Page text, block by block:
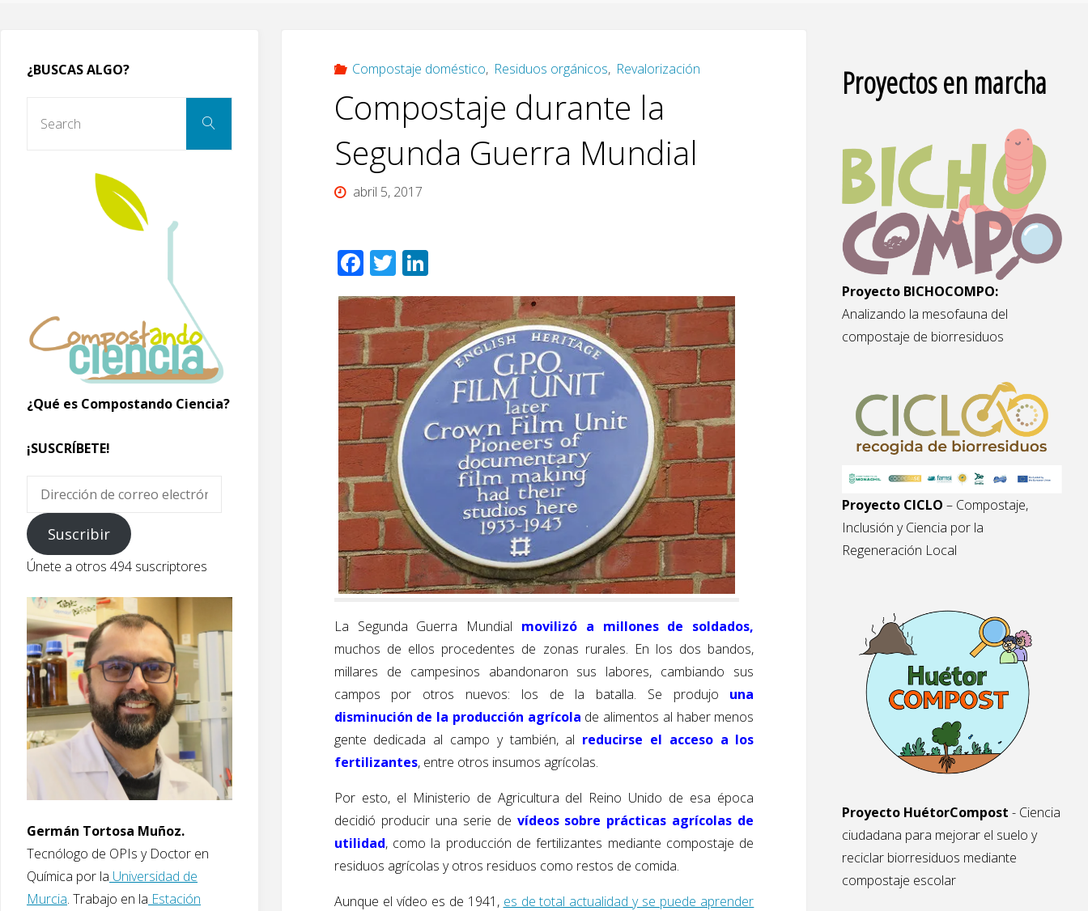
Compostaje doméstico, Residuos orgánicos, Revalorización
Compostaje durante la
Segunda Guerra Mundial
abril 5, 2017
F
ac
b
o
o
k
T
wi
tt
er
Li
n
k
e
dI
n
La Segunda Guerra Mundial movilizó a millones de soldados,
muchos de ellos procedentes de zonas rurales. En los dos bandos,
millares de campesinos abandonaron sus labores, cambiando sus
campos por otros nuevos: los de la batalla. Se produjo una
disminución de la producción agrícola de alimentos al haber menos
gente dedicada al campo y también, al reducirse el acceso a los
fertilizantes, entre otros insumos agrícolas.
Por esto, el Ministerio de Agricultura del Reino Unido de esa época
decidió producir una serie de vídeos sobre prácticas agrícolas de
utilidad, como la producción de fertilizantes mediante compostaje de
residuos agrícolas y otros residuos como restos de comida.
Aunque el vídeo es de 1941, es de total actualidad y se puede aprender
¿BUSCAS ALGO?
Search
¿Qué es Compostando Ciencia?
¡SUSCRÍBETE!
Dirección
correo
electrónico
Suscribir
Únete a otros 494 suscriptores
Germán Tortosa Muñoz.
Tecnólogo de OPIs y Doctor en
Química por la Universidad de
Murcia. Trabajo en la Estación
Proyectos en marcha
Proyecto BICHOCOMPO:
Analizando la mesofauna del
compostaje de biorresiduos
Proyecto CICLO – Compostaje,
Inclusión y Ciencia por la
Regeneración Local
Proyecto HuétorCompost - Ciencia
ciudadana para mejorar el suelo y
reciclar biorresiduos mediante
compostaje escolar